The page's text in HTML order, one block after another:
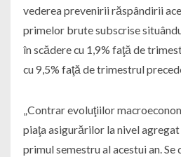
vederea prevenirii răspândirii
primelor brute subscrise
în scădere cu 1,9% faţă de
cu 9,5% faţă de trimestrul
„Contrar evoluţiilor
piaţa asigurărilor la nivel
primul semestru al acestui an.